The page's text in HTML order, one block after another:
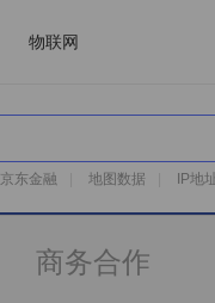
物联网
京东金融 地图数据 IP地
商务合作